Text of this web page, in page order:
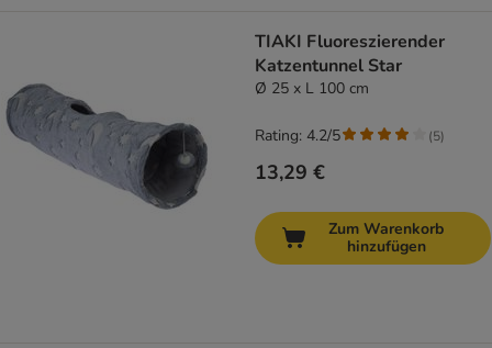
TIAKI Fluoreszierender
Katzentunnel Star
Ø 25 x L 100 cm
13,29 €
Rating: 4.2/5 (5)
Zum Warenkorb
hinzufügen